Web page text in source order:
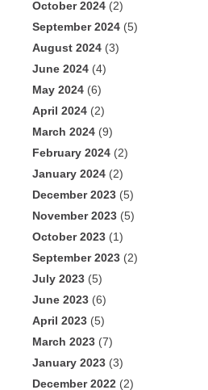
October 2024 (2)
September 2024 (5)
August 2024 (3)
June 2024 (4)
May 2024 (6)
April 2024 (2)
March 2024 (9)
February 2024 (2)
January 2024 (2)
December 2023 (5)
November 2023 (5)
October 2023 (1)
September 2023 (2)
July 2023 (5)
June 2023 (6)
April 2023 (5)
March 2023 (7)
January 2023 (3)
December 2022 (2)